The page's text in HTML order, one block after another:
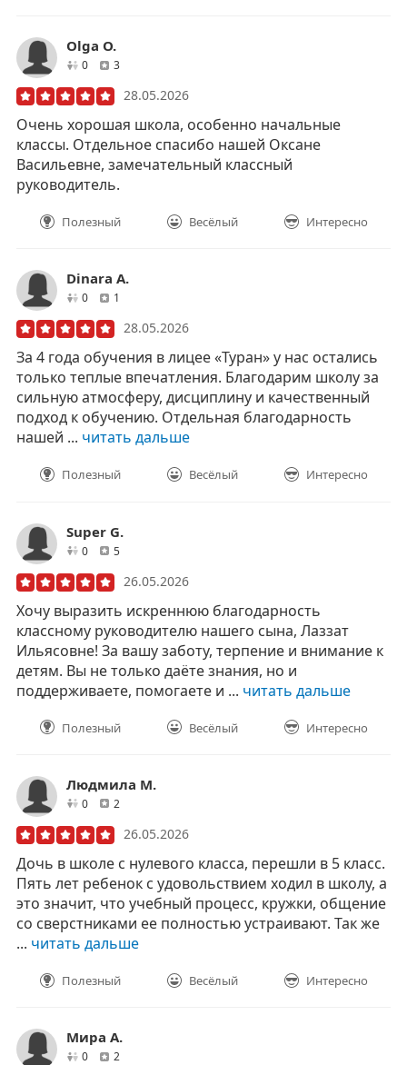
Olga O.
0друзей
3отзывов
28.05.2026
Очень хорошая школа, особенно начальные
классы. Отдельное спасибо нашей Оксане
Васильевне, замечательный классный
руководитель.
Полезный Весёлый Интересно
Dinara А.
0друзей1
28.05.2026
За 4 года обучения в лицее «Туран» у нас остались
только теплые впечатления. Благодарим школу за
сильную атмосферу, дисциплину и качественный
подход к обучению. Отдельная благодарность
нашей ... читать дальше
Полезный Весёлый Интересно
Super G.
0друзей
5отзывов
26.05.2026
Хочу выразить искреннюю благодарность
классному руководителю нашего сына, Лаззат
Ильясовне! За вашу заботу, терпение и внимание к
детям. Вы не только даёте знания, но и
поддерживаете, помогаете и ... читать дальше
Полезный Весёлый Интересно
Людмила М.
0друзей
2
26.05.2026
Дочь в школе с нулевого класса, перешли в 5 класс.
Пять лет ребенок с удовольствием ходил в школу, а
это значит, что учебный процесс, кружки, общение
со сверстниками ее полностью устраивают. Так же
... читать дальше
Полезный Весёлый Интересно
Мира А.
0друзей
2